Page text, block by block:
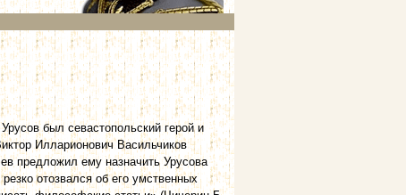
был севастопольский герой и
Илларионович Васильчиков
предложил ему назначить Урусова
отозвался об его умственных